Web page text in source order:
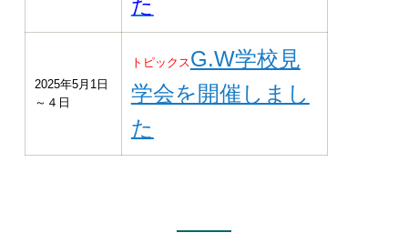
2025年5月1日
～４日
トピックス G.W学校見
学会を開催しまし
た